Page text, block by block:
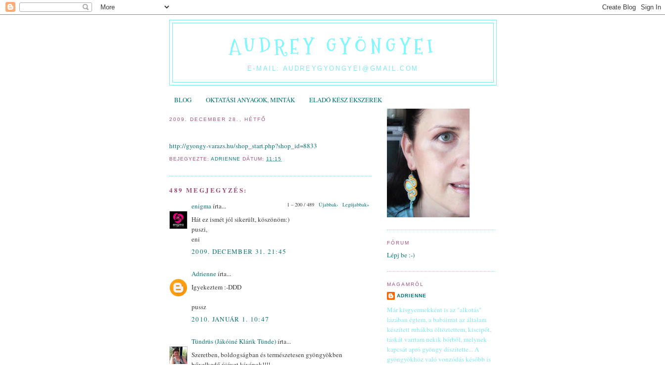
AUDREY GYÖNGYEI
E-MAIL: AUDREYGYONGYEI@GMAIL.COM
BLOG OKTATÁSI ANYAGOK, MINTÁK ELADÓ KÉSZ ÉKSZEREK
2009. DECEMBER 28., HÉTFŐ
http://gyongy-varazs.hu/shop_start.php?shop_id=8833
BEJEGYEZTE:ADRIENNE DÁTUM: 11:15
489 MEGJEGYZÉS:
1 – 200 / 489 Újabbak› Legújabbak»
enigmaírta...
Hát ez ismét jól sikerült, köszönöm:)
puszi,
eni
2009. DECEMBER 31. 21:45
Adrienneírta...
Igyekeztem :-DDD
pussz
2010. JANUÁR 1. 10:47
Tündrüs (Jákóiné Klárik Tünde)írta...
Szeretben, boldogságban és természetesen gyöngyökben
FÓRUM
Lépj be :-)
MAGAMRÓL
ADRIENNE
Már kisgyermekként is az "alkotás"
lázában égtem, a babáimat az általam
készített ruhákba öltöztettem, kiscipőt,
táskát varrtam nekik bőrből, melynek
kapcsát apró gyöngy díszítette... A
gyöngyökhöz való vonzódás később is